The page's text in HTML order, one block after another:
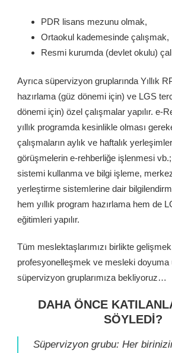
PDR lisans mezunu olmak,
Ortaokul kademesinde çalışmak,
Resmi kurumda (devlet okulu)
Ayrıca süpervizyon gruplarında Yıllık
hazırlama (güz dönemi için) ve LGS
dönemi için) özel çalışmalar yapılır. e-
yıllık programda kesinlikle olması
çalışmaların aylık ve haftalık
görüşmelerin e-rehberliğe işlenmesi
sistemi kullanma ve bilgi işleme,
yerleştirme sistemlerine dair
hem yıllık program hazırlama hem de
eğitimleri yapılır.
Tüm meslektaşlarımızı birlikte
profesyonelleşmek ve mesleki doyuma
süpervizyon gruplarımıza bekliyoruz…
DAHA ÖNCE
SÖYLEDİ?
Süpervizyon grubu: Her